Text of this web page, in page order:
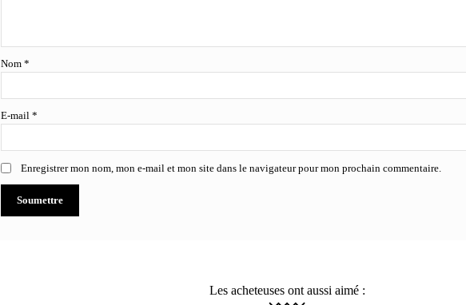
Nom*
E-mail*
Enregistrer mon nom, mon e-mail et mon site dans le navigateur pour mon prochain commentaire.
Les acheteuses ont aussi aimé :